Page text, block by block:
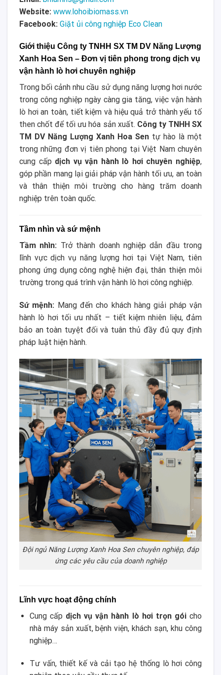
Website: www.lohoibiomass.vn
Facebook: Giặt ủi công nghiệp Eco Clean
Giới thiệu Công ty TNHH SX TM DV Năng Lượng
Xanh Hoa Sen – Đơn vị tiên phong trong dịch vụ
vận hành lò hơi chuyên nghiệp
Trong bối cảnh nhu cầu sử dụng năng lượng hơi nước
trong công nghiệp ngày càng gia tăng, việc vận hành
lò hơi an toàn, tiết kiệm và hiệu quả trở thành yếu tố
then chốt để tối ưu hóa sản xuất. Công ty TNHH SX
TM DV Năng Lượng Xanh Hoa Sen tự hào là một
trong những đơn vị tiên phong tại Việt Nam chuyên
cung cấp dịch vụ vận hành lò hơi chuyên nghiệp,
góp phần mang lại giải pháp vận hành tối ưu, an toàn
và thân thiện môi trường cho hàng trăm doanh
nghiệp trên toàn quốc.
Tầm nhìn và sứ mệnh
Tầm nhìn: Trở thành doanh nghiệp dẫn đầu trong
lĩnh vực dịch vụ năng lượng hơi tại Việt Nam, tiên
phong ứng dụng công nghệ hiện đại, thân thiện môi
trường trong quá trình vận hành lò hơi công nghiệp.
Sứ mệnh: Mang đến cho khách hàng giải pháp vận
hành lò hơi tối ưu nhất – tiết kiệm nhiên liệu, đảm
bảo an toàn tuyệt đối và tuân thủ đầy đủ quy định
pháp luật hiện hành.
Đội ngủ Năng Lượng Xanh Hoa Sen chuyên nghiệp, đáp
ứng các yêu cầu của doanh nghiệp
Lĩnh vực hoạt động chính
Cung cấp dịch vụ vận hành lò hơi trọn góicho
nhà máy sản xuất, bệnh viện, khách sạn, khu công
nghiệp…
Tư vấn, thiết kế và cải tạo hệ thống lò hơi công